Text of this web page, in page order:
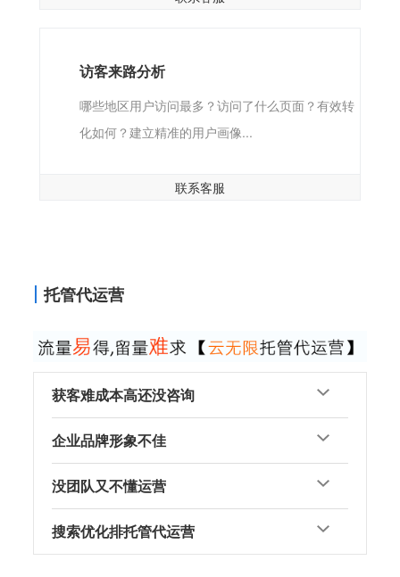
访客来路分析
哪些地区用户访问最多？访问了什么页面？有效转
化如何？建立精准的用户画像...
联系客服
托管代运营
获客难成本高还没咨询
企业品牌形象不佳
没团队又不懂运营
搜索优化排托管代运营